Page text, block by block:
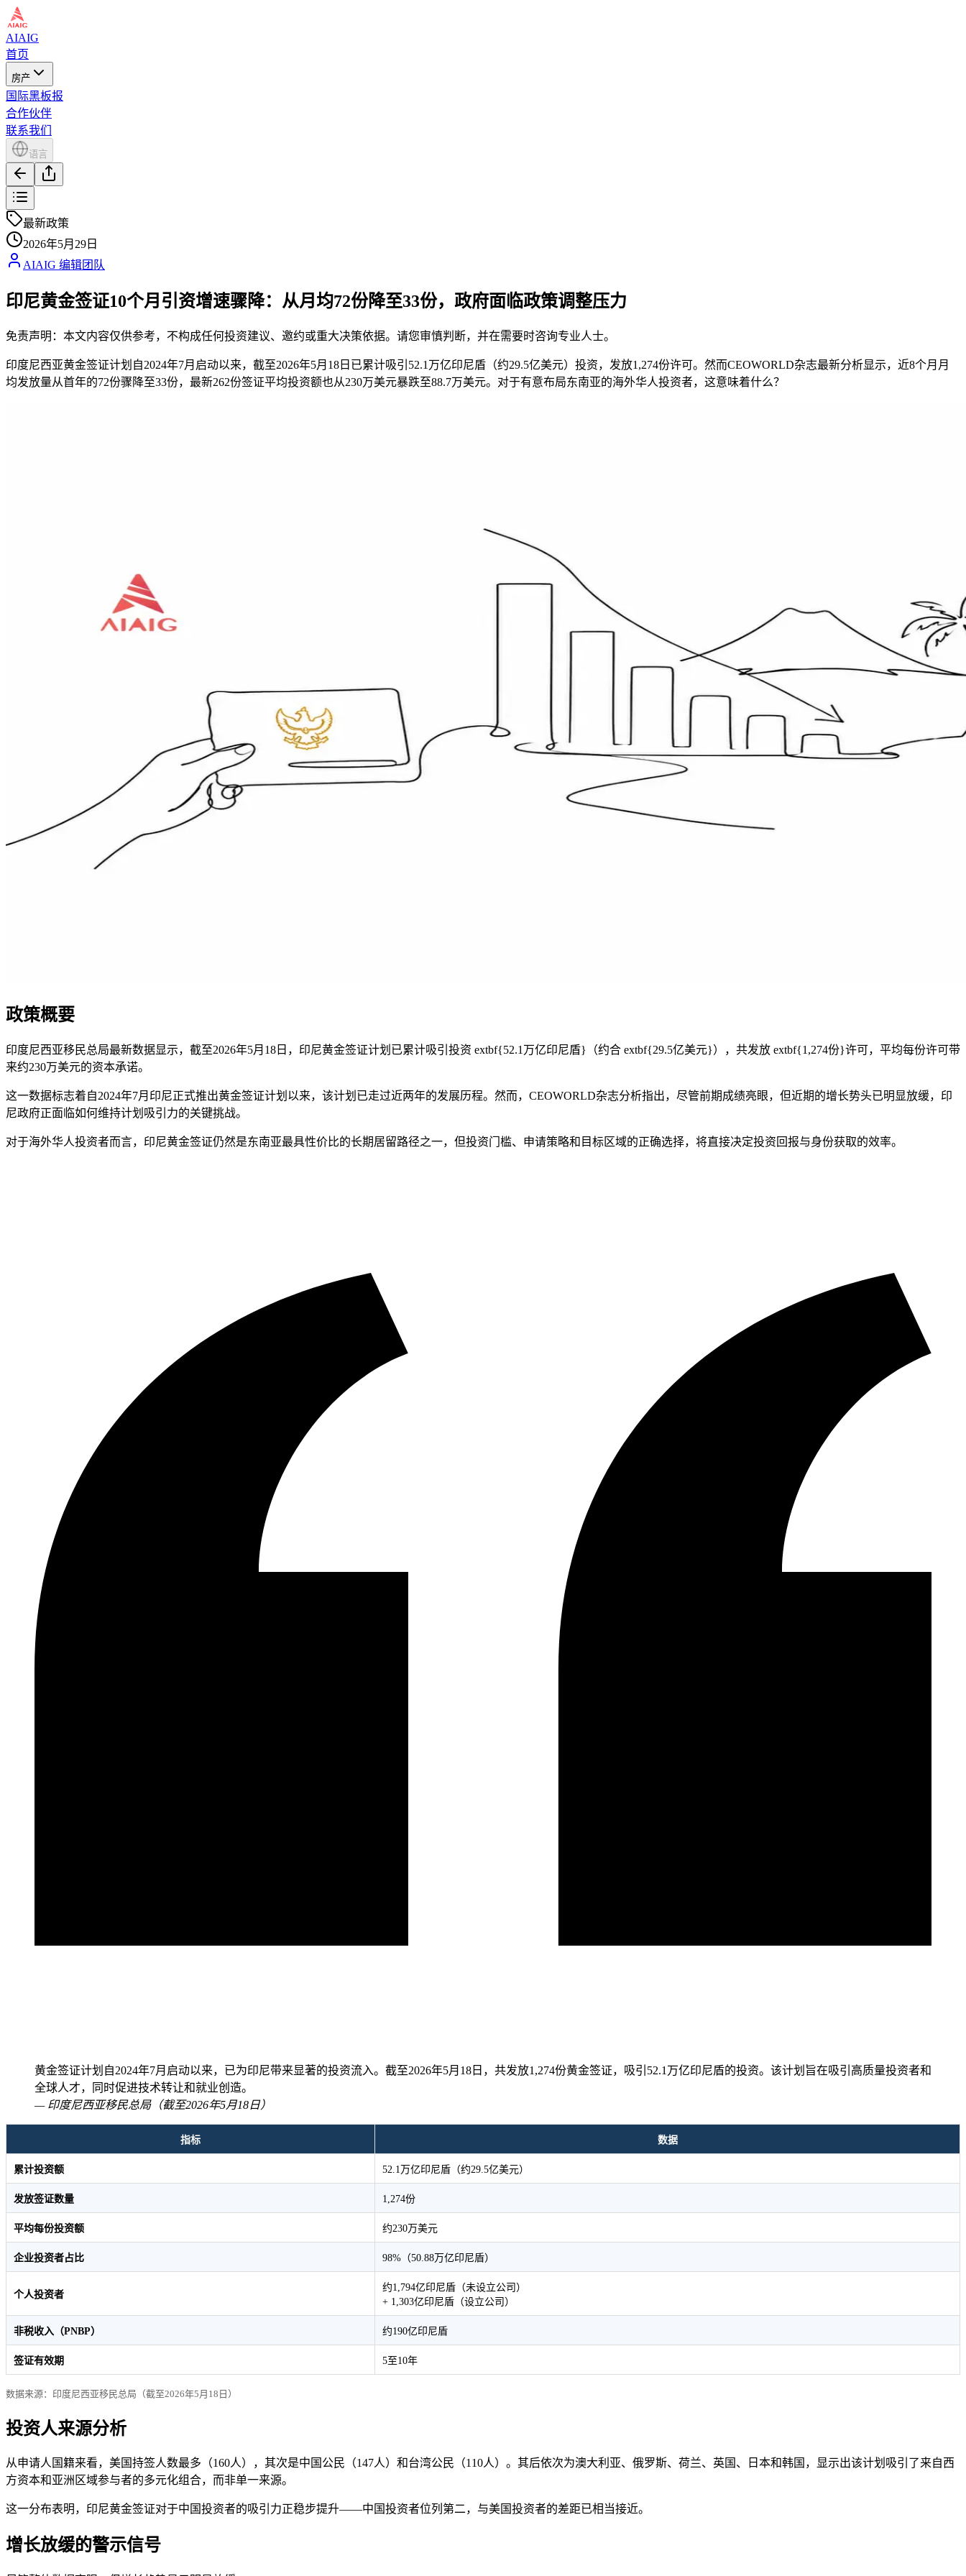
AIAIG
首页
房产
国际黑板报
合作伙伴
联系我们
语言
最新政策
2026年5月29日
AIAIG 编辑团队
印尼黄金签证10个月引资增速骤降：从月均72份降至33份，政府面临政策调整压力
免责声明：本文内容仅供参考，不构成任何投资建议、邀约或重大决策依据。请您审慎判断，并在需要时咨询专业人士。
印度尼西亚黄金签证计划自2024年7月启动以来，截至2026年5月18日已累计吸引52.1万亿印尼盾（约29.5亿美元）投资，发放1,274份许可。然而CEOWORLD杂志最新分析显示，近8个月月
均发放量从首年的72份骤降至33份，最新262份签证平均投资额也从230万美元暴跌至88.7万美元。对于有意布局东南亚的海外华人投资者，这意味着什么？
政策概要
印度尼西亚移民总局最新数据显示，截至2026年5月18日，印尼黄金签证计划已累计吸引投资 extbf{52.1万亿印尼盾}（约合 extbf{29.5亿美元}），共发放 extbf{1,274份}许可，平均每份许可带
来约230万美元的资本承诺。
这一数据标志着自2024年7月印尼正式推出黄金签证计划以来，该计划已走过近两年的发展历程。然而，CEOWORLD杂志分析指出，尽管前期成绩亮眼，但近期的增长势头已明显放缓，印
尼政府正面临如何维持计划吸引力的关键挑战。
对于海外华人投资者而言，印尼黄金签证仍然是东南亚最具性价比的长期居留路径之一，但投资门槛、申请策略和目标区域的正确选择，将直接决定投资回报与身份获取的效率。
黄金签证计划自2024年7月启动以来，已为印尼带来显著的投资流入。截至2026年5月18日，共发放1,274份黄金签证，吸引52.1万亿印尼盾的投资。该计划旨在吸引高质量投资者和
全球人才，同时促进技术转让和就业创造。
— 印度尼西亚移民总局（截至2026年5月18日）
指标 数据
累计投资额 52.1万亿印尼盾（约29.5亿美元）
发放签证数量 1,274份
平均每份投资额 约230万美元
企业投资者占比 98%（50.88万亿印尼盾）
个人投资者
约1,794亿印尼盾（未设立公司）
+ 1,303亿印尼盾（设立公司）
非税收入（PNBP） 约190亿印尼盾
签证有效期 5至10年
数据来源：印度尼西亚移民总局（截至2026年5月18日）
投资人来源分析
从申请人国籍来看，美国持签人数最多（160人），其次是中国公民（147人）和台湾公民（110人）。其后依次为澳大利亚、俄罗斯、荷兰、英国、日本和韩国，显示出该计划吸引了来自西
方资本和亚洲区域参与者的多元化组合，而非单一来源。
这一分布表明，印尼黄金签证对于中国投资者的吸引力正稳步提升——中国投资者位列第二，与美国投资者的差距已相当接近。
增长放缓的警示信号